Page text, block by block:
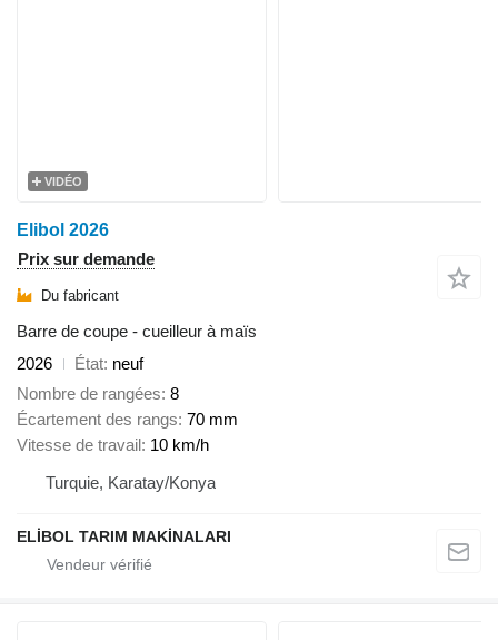
VIDÉO
Elibol 2026
Prix sur demande
Du fabricant
Barre de coupe - cueilleur à maïs
2026
État neuf
Nombre de rangées 8
Écartement des rangs 70 mm
Vitesse de travail 10 km/h
Turquie, Karatay/Konya
ELİBOL TARIM MAKİNALARI